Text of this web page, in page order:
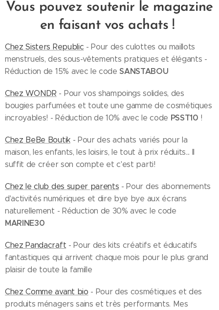
Vous pouvez soutenir le magazine
en faisant vos achats !
Chez Sisters Republic - Pour des culottes ou maillots
menstruels, des sous-vêtements pratiques et élégants -
Réduction de 15% avec le code SANSTABOU
Chez WONDR - Pour vos shampoings solides, des
bougies parfumées et toute une gamme de cosmétiques
incroyables! - Réduction de 10% avec le code PSST10 !
Chez BeBe Boutik- Pour des achats variés pour la
maison, les enfants, les loisirs, le tout à prix réduits... Il
suffit de créer son compte et c'est parti!
Chez le club des super parents - Pour des abonnements
d'activités numériques et dire bye bye aux écrans
naturellement - Réduction de 30% avec le code
MARINE30
Chez Pandacraft - Pour des kits créatifs et éducatifs
fantastiques qui arrivent chaque mois pour le plus grand
plaisir de toute la famille
Chez Comme avant bio - Pour des cosmétiques et des
produits ménagers sains et très performants. Mes